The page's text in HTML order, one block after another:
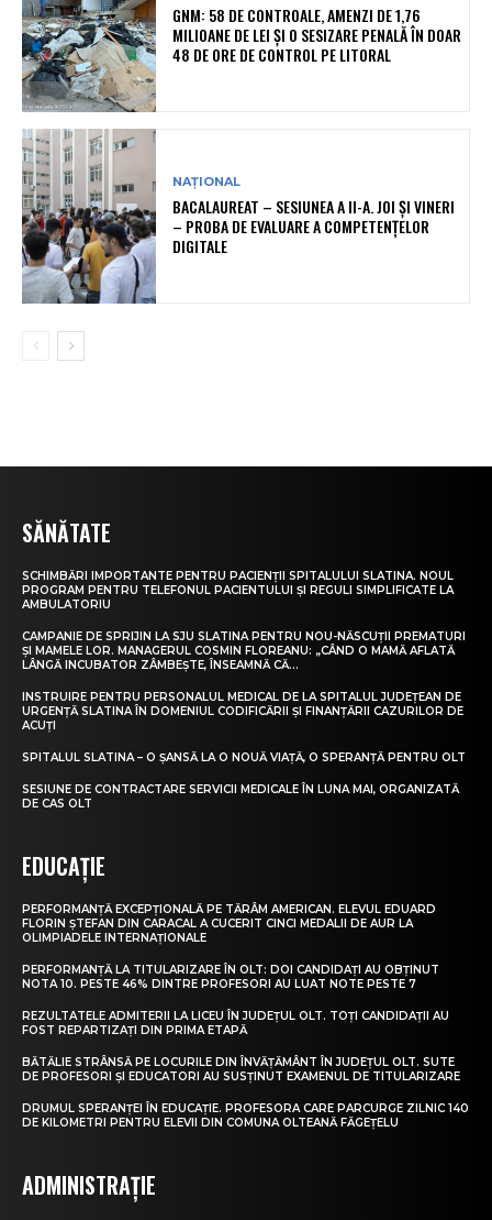
GNM: 58 DE CONTROALE, AMENZI DE 1,76
MILIOANE DE LEI ȘI O SESIZARE PENALĂ ÎN DOAR
48 DE ORE DE CONTROL PE LITORAL
NAȚIONAL
BACALAUREAT – SESIUNEA A II-A. JOI ȘI VINERI
– PROBA DE EVALUARE A COMPETENȚELOR
DIGITALE
SĂNĂTATE
SCHIMBĂRI IMPORTANTE PENTRU PACIENȚII SPITALULUI SLATINA. NOUL
PROGRAM PENTRU TELEFONUL PACIENTULUI ȘI REGULI SIMPLIFICATE LA
AMBULATORIU
CAMPANIE DE SPRIJIN LA SJU SLATINA PENTRU NOU-NĂSCUȚII PREMATURI
ȘI MAMELE LOR. MANAGERUL COSMIN FLOREANU: „CÂND O MAMĂ AFLATĂ
LÂNGĂ INCUBATOR ZÂMBEȘTE, ÎNSEAMNĂ CĂ...
INSTRUIRE PENTRU PERSONALUL MEDICAL DE LA SPITALUL JUDEȚEAN DE
URGENȚĂ SLATINA ÎN DOMENIUL CODIFICĂRII ȘI FINANȚĂRII CAZURILOR DE
ACUȚI
SPITALUL SLATINA – O ȘANSĂ LA O NOUĂ VIAȚĂ, O SPERANȚĂ PENTRU OLT
SESIUNE DE CONTRACTARE SERVICII MEDICALE ÎN LUNA MAI, ORGANIZATĂ
DE CAS OLT
EDUCAȚIE
PERFORMANȚĂ EXCEPȚIONALĂ PE TĂRÂM AMERICAN. ELEVUL EDUARD
FLORIN ȘTEFAN DIN CARACAL A CUCERIT CINCI MEDALII DE AUR LA
OLIMPIADELE INTERNAȚIONALE
PERFORMANȚĂ LA TITULARIZARE ÎN OLT: DOI CANDIDAȚI AU OBȚINUT
NOTA 10. PESTE 46% DINTRE PROFESORI AU LUAT NOTE PESTE 7
REZULTATELE ADMITERII LA LICEU ÎN JUDEȚUL OLT. TOȚI CANDIDAȚII AU
FOST REPARTIZAȚI DIN PRIMA ETAPĂ
BĂTĂLIE STRÂNSĂ PE LOCURILE DIN ÎNVĂȚĂMÂNT ÎN JUDEȚUL OLT. SUTE
DE PROFESORI ȘI EDUCATORI AU SUSȚINUT EXAMENUL DE TITULARIZARE
DRUMUL SPERANȚEI ÎN EDUCAȚIE. PROFESORA CARE PARCURGE ZILNIC 140
DE KILOMETRI PENTRU ELEVII DIN COMUNA OLTEANĂ FĂGEȚELU
ADMINISTRAȚIE